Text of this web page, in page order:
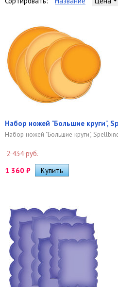
Набор ножей "Большие круги",
Набор ножей "Большие круги",
2 434 руб.
1 360 ₽